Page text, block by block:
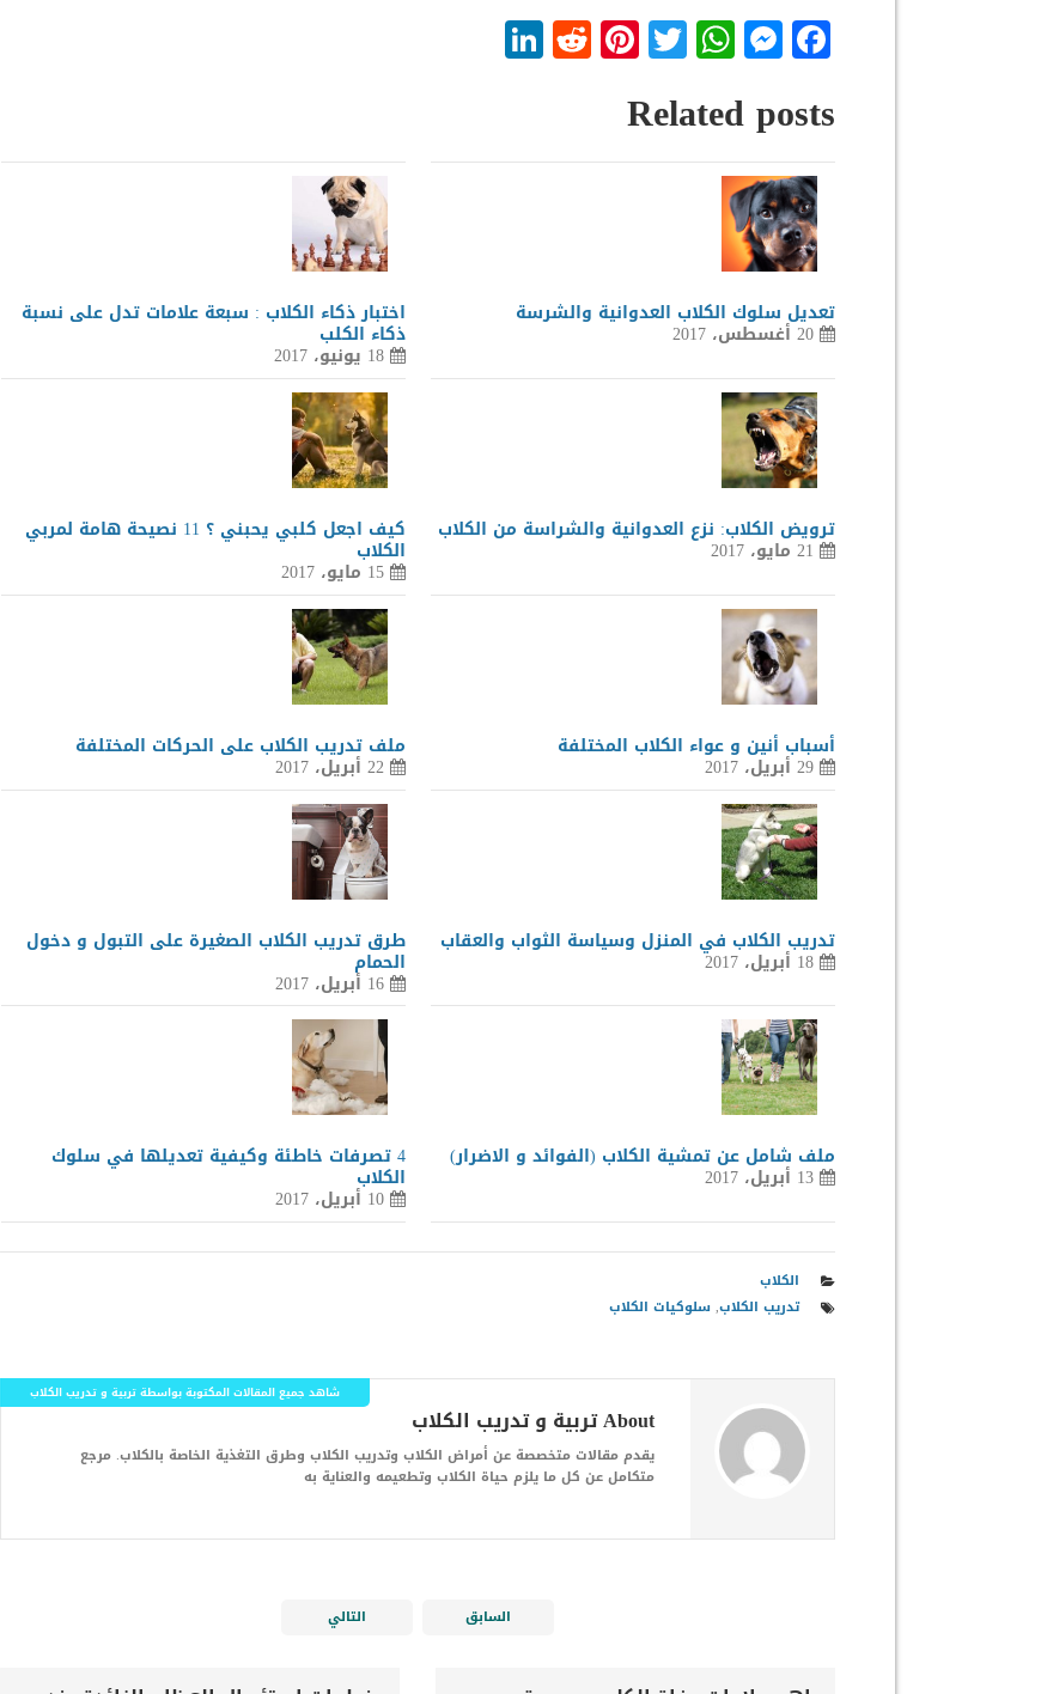
Facebook
Messenger
WhatsApp
Twitter
Pinterest
Reddit
Related posts
تعديل سلوك الكلاب العدوانية والشرسة
20 أغسطس، 2017
اختبار ذكاء الكلاب : سبعة علامات تدل على نسبة
ذكاء الكلب
18 يونيو، 2017
ترويض الكلاب: نزع العدوانية والشراسة من الكلاب
21 مايو، 2017
كيف اجعل كلبي يحبني ؟ 11 نصيحة هامة لمربي
الكلاب
15 مايو، 2017
أسباب أنين و عواء الكلاب المختلفة
29 أبريل، 2017
ملف تدريب الكلاب على الحركات المختلفة
22 أبريل، 2017
تدريب الكلاب في المنزل وسياسة الثواب والعقاب
18 أبريل، 2017
طرق تدريب الكلاب الصغيرة على التبول و دخول
الحمام
16 أبريل، 2017
ملف شامل عن تمشية الكلاب (الفوائد و الاضرار)
13 أبريل، 2017
4 تصرفات خاطئة وكيفية تعديلها في سلوك
الكلاب
10 أبريل، 2017
الكلاب
تدريب الكلاب,سلوكيات الكلاب
About تربية و تدريب الكلاب
يقدم مقالات متخصصة عن أمراض الكلاب وتدريب الكلاب وطرق التغذية الخاصة بالكلاب. مرجع
متكامل عن كل ما يلزم حياة الكلاب وتطعيمه والعناية به
شاهد جميع المقالات المكتوبة بواسطة تربية و تدريب الكلاب
السابق التالي